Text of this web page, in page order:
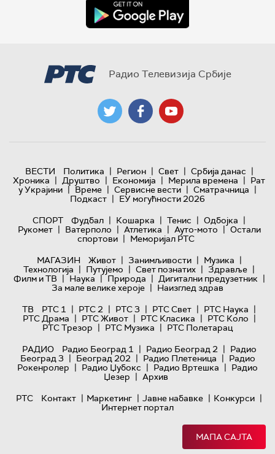
Радио Телевизија Србије
ВЕСТИ Политика | Регион | Свет | Србија данас |
Хроника | Друштво | Економија | Мерила времена | Рат
у Украјини | Време | Сервисне вести | Сматрачница |
Подкаст | ЕУ могућности 2026
СПОРТ
Фудбал | Кошарка | Тенис | Одбојка |
Рукомет | Ватерполо | Атлетика | Ауто-мото | Остали
спортови | Меморијал РТС
МАГАЗИН
Живот | Занимљивости | Музика |
Технологијa | Путујемо | Свет познатих | Здравље |
Филм и ТВ | Наука | Природа | Дигитални предузетник |
За мале велике хероје | Наизглед здрав
ТВ
РТС 1 | РТС 2 | РТС 3 | РТС Свет | РТС Наука |
РТС Драма | РТС Живот | РТС Класика | РТС Коло |
РТС Трезор | РТС Музика | РТС Полетарац
РАДИО
Радио Београд 1 | Радио Београд 2 | Радио
Београд 3 | Београд 202 | Радио Плетеница | Радио
Рокенролер | Радио Џубокс | Радио Вртешка | Радио
Џезер | Архив
РТС
Контакт | Маркетинг | Јавне набавке | Конкурси |
Интернет портал
МАПА САЈТА